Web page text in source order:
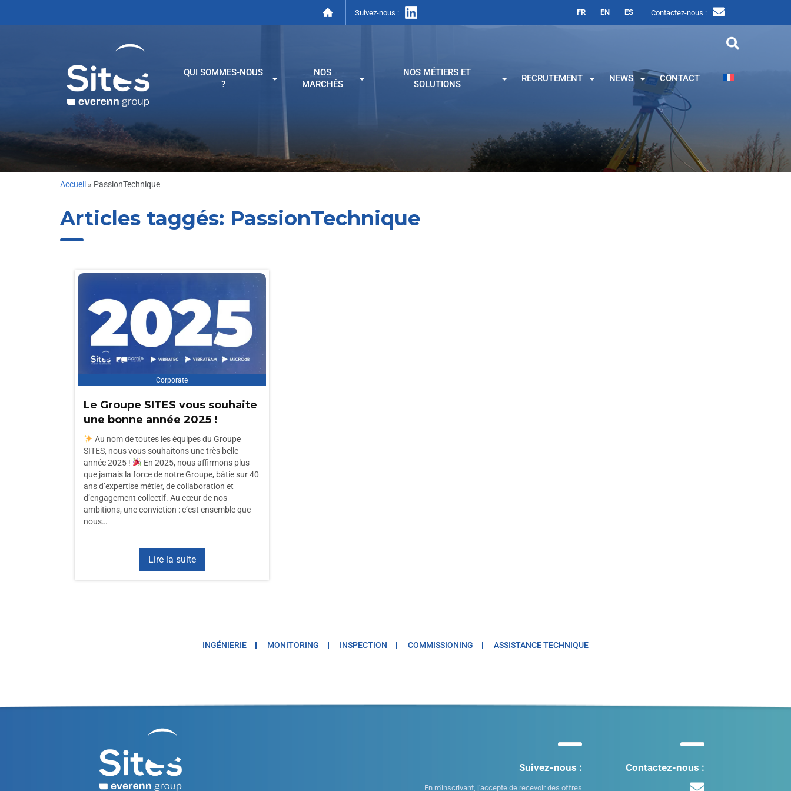
Suivez-nous : FR EN ES Contactez-nous :
QUI SOMMES-NOUS
?
NOS
MARCHÉS
NOS MÉTIERS ET
SOLUTIONS
RECRUTEMENT NEWS CONTACT
Accueil » PassionTechnique
Articles taggés: PassionTechnique
Corporate
Le Groupe SITES vous souhaite
une bonne année 2025 !
Au nom de toutes les équipes du Groupe
SITES, nous vous souhaitons une très belle
année 2025 !
En 2025, nous affirmons plus
que jamais la force de notre Groupe, bâtie sur 40
ans d’expertise métier, de collaboration et
d’engagement collectif. Au cœur de nos
ambitions, une conviction : c’est ensemble que
nous…
Lire la suite
INGÉNIERIE MONITORING INSPECTION COMMISSIONING ASSISTANCE TECHNIQUE
Suivez-nous :
En m'inscrivant, j'accepte de recevoir des offres
Contactez-nous :